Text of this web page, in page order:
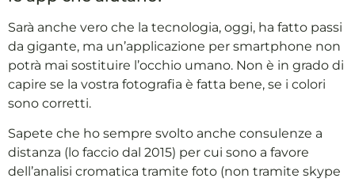
Sarà anche vero che la tecnologia, oggi, ha fatto passi
da gigante, ma un’applicazione per smartphone non
potrà mai sostituire l’occhio umano. Non è in grado di
capire se la vostra fotografia è fatta bene, se i colori
sono corretti.
Sapete che ho sempre svolto anche consulenze a
distanza (lo faccio dal 2015) per cui sono a favore
dell’analisi cromatica tramite foto (non tramite skype